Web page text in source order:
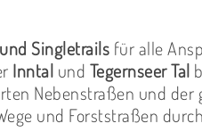
Singletrails für alle
Inntal und Tegernseer Tal
Nebenstraßen und
und Forststraßen